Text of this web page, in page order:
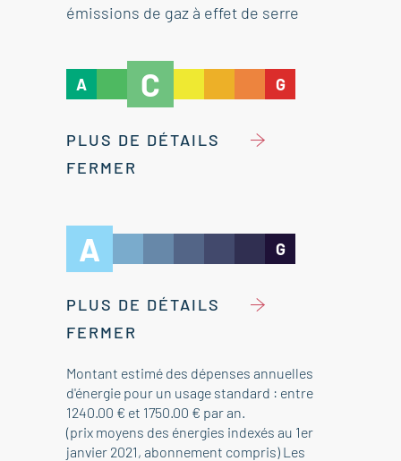
émissions de gaz à effet de serre
A C G
PLUS DE DÉTAILS
FERMER
A G
PLUS DE DÉTAILS
FERMER
Montant estimé des dépenses annuelles
d'énergie pour un usage standard : entre
1240.00 € et 1750.00 € par an.
(prix moyens des énergies indexés au 1er
janvier 2021, abonnement compris) Les